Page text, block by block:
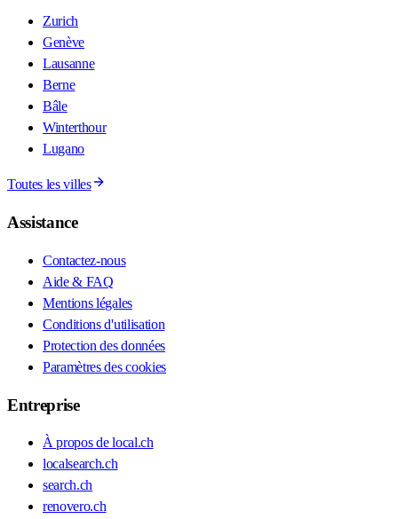
Zurich
Genève
Lausanne
Berne
Bâle
Winterthour
Lugano
Toutes les villes
Assistance
Contactez-nous
Aide & FAQ
Mentions légales
Conditions d'utilisation
Protection des données
Paramètres des cookies
Entreprise
À propos de local.ch
localsearch.ch
search.ch
renovero.ch